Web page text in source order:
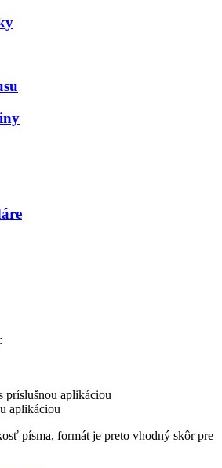
príslušnou aplikáciou
aplikáciou
písma, formát je preto vhodný skôr pre